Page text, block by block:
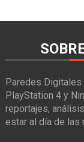
Paredes Digitales
PlayStation 4 y
reportajes,
estar al día de las